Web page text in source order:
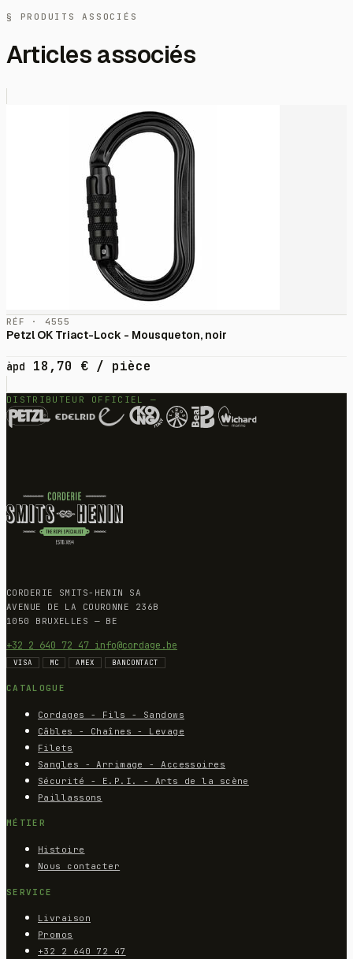
§ PRODUITS ASSOCIÉS
Articles associés
RÉF · 4555
Petzl OK Triact-Lock - Mousqueton, noir
àpd 18,70 € / pièce
DISTRIBUTEUR OFFICIEL —
CORDERIE SMITS-HENIN SA
AVENUE DE LA COURONNE 236B
1050 BRUXELLES — BE
+32 2 640 72 47 info@cordage.be
VISA MC AMEX BANCONTACT
CATALOGUE
Cordages - Fils - Sandows
Câbles - Chaînes - Levage
Filets
Sangles - Arrimage - Accessoires
Sécurité - E.P.I. - Arts de la scène
Paillassons
MÉTIER
Histoire
Nous contacter
SERVICE
Livraison
Promos
+32 2 640 72 47